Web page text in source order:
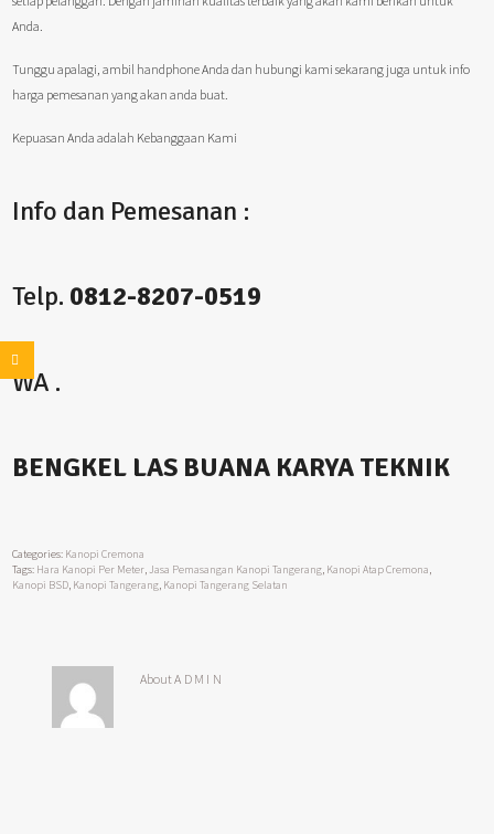
Anda.
Tunggu apalagi, ambil handphone Anda dan hubungi kami sekarang juga untuk info
harga pemesanan yang akan anda buat.
Kepuasan Anda adalah Kebanggaan Kami
Info dan Pemesanan :
Telp. 0812-8207-0519
WA .
BENGKEL LAS BUANA KARYA TEKNIK
Categories:
Kanopi Cremona
Tags:
Hara Kanopi Per Meter, Jasa Pemasangan Kanopi Tangerang, Kanopi Atap Cremona,
Kanopi BSD, Kanopi Tangerang, Kanopi Tangerang Selatan
AboutADMIN